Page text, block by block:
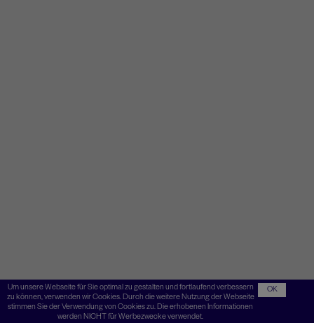
Um unsere Webseite für Sie optimal zu gestalten und fortlaufend verbessern
zu können, verwenden wir Cookies. Durch die weitere Nutzung der Webseite
stimmen Sie der Verwendung von Cookies zu. Die erhobenen Informationen
werden NICHT für Werbezwecke verwendet.
OK